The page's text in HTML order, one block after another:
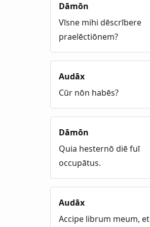
Dāmōn
Vīsne mihi dēscrībere
praelēctiōnem?
Audāx
Cūr nōn habēs?
Dāmōn
Quia hesternō diē fuī
occupātus.
Audāx
Accipe librum meum, et